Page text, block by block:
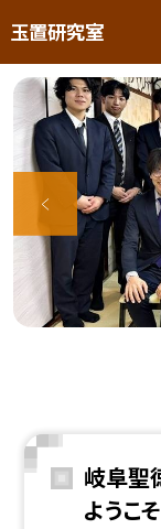
玉置研究室
岐阜聖
ようこそ